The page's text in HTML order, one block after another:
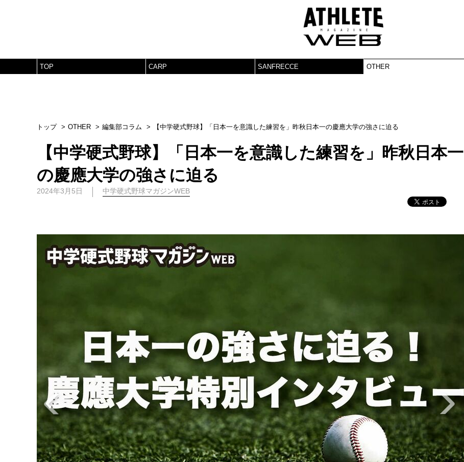
TOP CARP SANFRECCE OTHER
トップ OTHER 編集部コラム 【中学硬式野球】「日本一を意識した練習を」昨秋日本一の慶應大学の強さに迫る
【中学硬式野球】「日本一を意識した練習を」昨秋日本一
の慶應大学の強さに迫る
2024年3月5日 中学硬式野球マガジンWEB